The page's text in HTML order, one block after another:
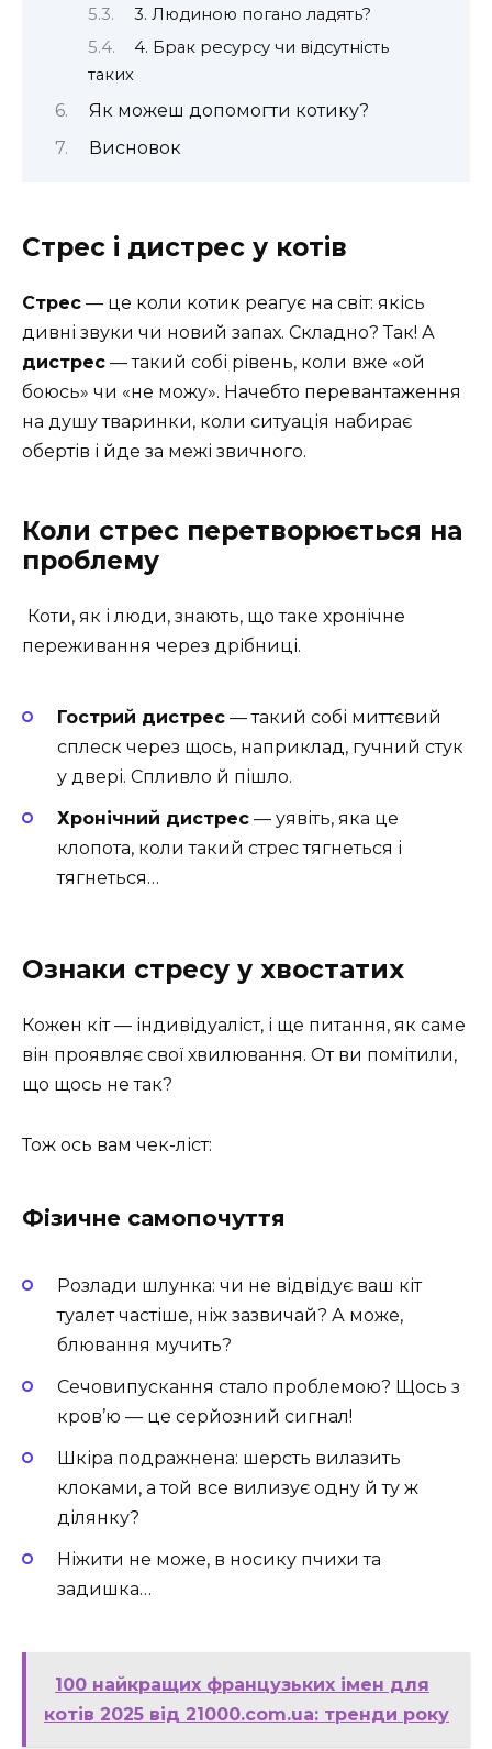
3. Людиною погано ладять?
4. Брак ресурсу чи відсутність
таких
Як можеш допомогти котику?
Висновок
Стрес і дистрес у котів
Стрес — це коли котик реагує на світ: якісь
дивні звуки чи новий запах. Складно? Так! А
дистрес — такий собі рівень, коли вже «ой
боюсь» чи «не можу». Начебто перевантаження
на душу тваринки, коли ситуація набирає
обертів і йде за межі звичного.
Коли стрес перетворюється на
проблему
Коти, як і люди, знають, що таке хронічне
переживання через дрібниці.
Гострий дистрес — такий собі миттєвий
сплеск через щось, наприклад, гучний стук
у двері. Спливло й пішло.
Хронічний дистрес — уявіть, яка це
клопота, коли такий стрес тягнеться і
тягнеться…
Ознаки стресу у хвостатих
Кожен кіт — індивідуаліст, і ще питання, як саме
він проявляє свої хвилювання. От ви помітили,
що щось не так?
Тож ось вам чек-ліст:
Фізичне самопочуття
Розлади шлунка: чи не відвідує ваш кіт
туалет частіше, ніж зазвичай? А може,
блювання мучить?
Сечовипускання стало проблемою? Щось з
кров’ю — це серйозний сигнал!
Шкіра подражнена: шерсть вилазить
клоками, а той все вилизує одну й ту ж
ділянку?
Ніжити не може, в носику пчихи та
задишка…
100 найкращих французьких імен для
котів 2025 від 21000.com.ua: тренди року